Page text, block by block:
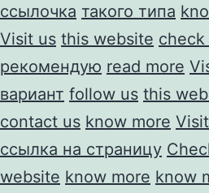
ссылочка такого типа
Visit us this website
рекомендую read more
вариант follow us this
contact us know more
ссылка на страницу
website know more know